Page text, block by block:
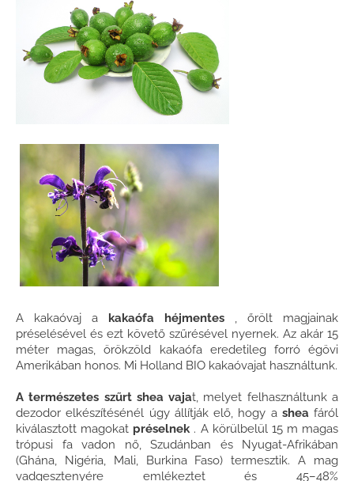
A kakaóvaj a kakaófa héjmentes , őrölt magjainak
préselésével és ezt követő szűrésével nyernek. Az akár 15
méter magas, örökzöld kakaófa eredetileg forró égövi
Amerikában honos. Mi Holland BIO kakaóvajat használtunk.
A természetes szűrt shea vajat, melyet felhasználtunk a
dezodor elkészítésénél úgy állítják elő, hogy a sheafáról
kiválasztott magokat préselnek. A körülbelül 15 m magas
trópusi fa vadon nő, Szudánban és Nyugat-Afrikában
(Ghána, Nigéria, Mali, Burkina Faso) termesztik. A mag
vadgesztenyére emlékeztet és 45–48%